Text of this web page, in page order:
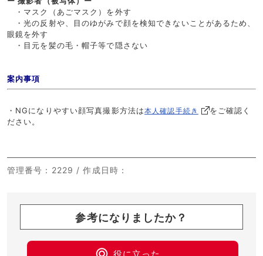
・マスク（あごマスク）を外す
・光の反射や、目のゆがみで顔を検知できないことがあるため、
眼鏡を外す
・目元を髪の毛・帽子等で隠さない
案内事項
・NGになりやすい顔写真撮影方法は本人確認手続き
をご確認く
ださい。
管理番号 ：2229 /作成日時 ：
参考になりましたか？